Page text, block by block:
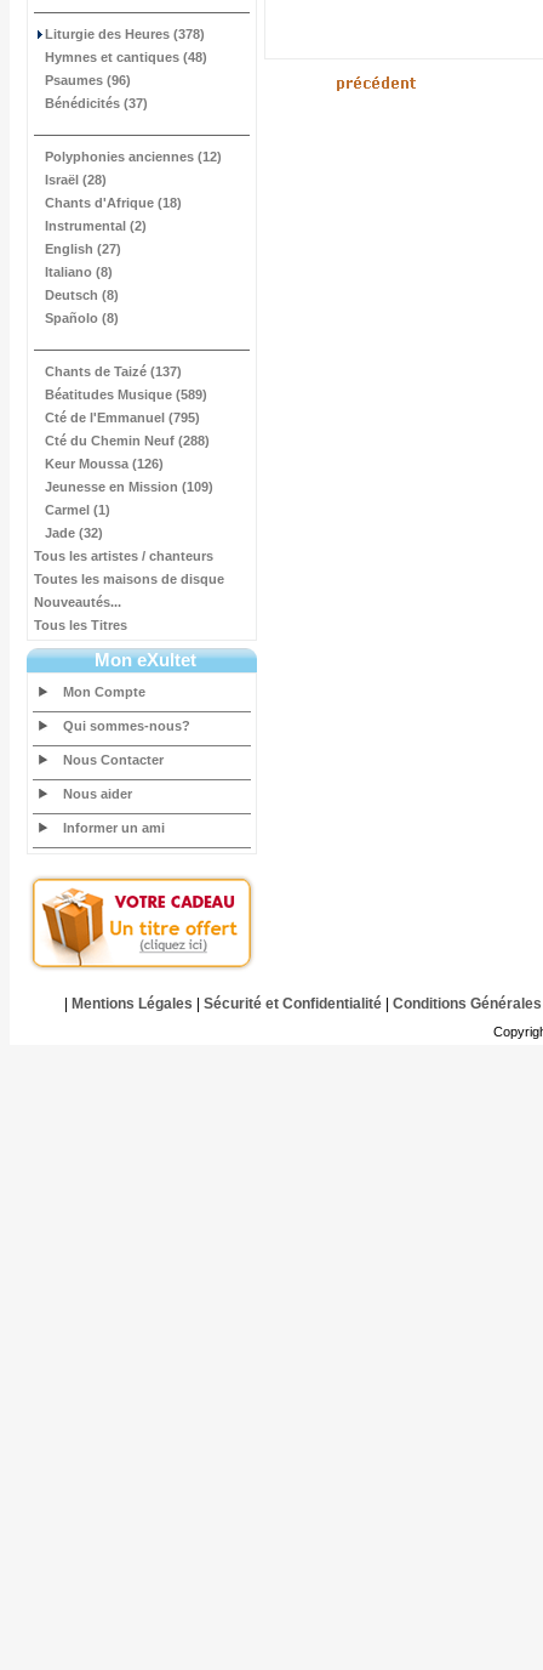
Liturgie des Heures (378)
Hymnes et cantiques (48)
Psaumes (96)
Bénédicités (37)
Polyphonies anciennes (12)
Israël (28)
Chants d'Afrique (18)
Instrumental (2)
English (27)
Italiano (8)
Deutsch (8)
Spañolo (8)
Chants de Taizé (137)
Béatitudes Musique (589)
Cté de l'Emmanuel (795)
Cté du Chemin Neuf (288)
Keur Moussa (126)
Jeunesse en Mission (109)
Carmel (1)
Jade (32)
Tous les artistes / chanteurs
Toutes les maisons de disque
Nouveautés...
Tous les Titres
Mon eXultet
Mon Compte
Qui sommes-nous?
Nous Contacter
Nous aider
Informer un ami
Mentions Légales Sécurité et Confidentialité| Conditions Générales